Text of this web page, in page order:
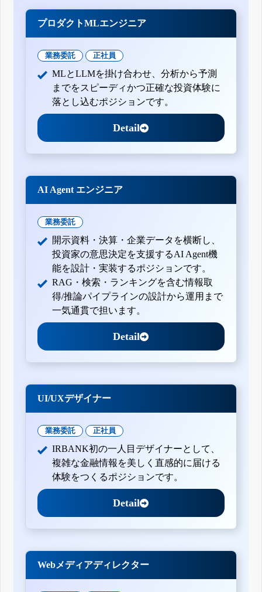
プロダクトMLエンジニア
業務委託 正社員
MLとLLMを掛け合わせ、分析から予測
までをスピーディかつ正確な投資体験に
落とし込むポジションです。
Detail
AI Agent エンジニア
業務委託
開示資料・決算・企業データを横断し、
投資家の意思決定を支援するAI Agent機
能を設計・実装するポジションです。
RAG・検索・ランキングを含む情報取
得/推論パイプラインの設計から運用まで
一気通貫で担います。
Detail
UI/UXデザイナー
業務委託 正社員
IRBANK初の一人目デザイナーとして、
複雑な金融情報を美しく直感的に届ける
体験をつくるポジションです。
Detail
Webメディアディレクター